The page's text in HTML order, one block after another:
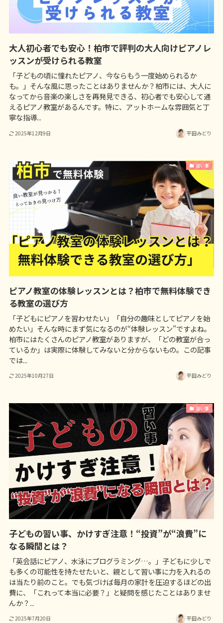
大人初心者でも安心！柏市で評判の大人向けピアノレ
ッスンが受けられる教室
「子どもの頃に憧れたピアノ、今ならもう一度始められるか
も。」そんな風に思ったことはありませんか？柏市には、大人に
なってから音楽の楽しさを再発見できる、初心者でも安心して通
えるピアノ教室があるんです。特に、アットホームな雰囲気と丁
寧な指導...
2025年12月9日 平田みどり
習い事
ピアノ教室の体験レッスンとは？柏市で無料体験でき
る教室の選び方
「子どもにピアノを習わせたい」「自分の趣味としてピアノを始
めたい」そんな時にまず気になるのが“体験レッスン”ですよね。
柏市にはたくさんのピアノ教室がありますが、「どの教室が合っ
ているか」は実際に体験してみないと分からないもの。この記事
では...
2025年10月27日 平田みどり
習い事
子どもの習い事、かけすぎ注意！“投資”が“浪費”に
なる瞬間とは？
「英会話にピアノ、水泳にプログラミング…。」子どもに少しで
も多くの可能性を持たせたいと、親として習い事に力を入れるの
は当たり前のこと。でも気づけば毎月の家計を圧迫するほどの出
費に、「これって本当に必要？」と疑問を感じたことはありませ
んか？...
2025年7月20日 平田みどり